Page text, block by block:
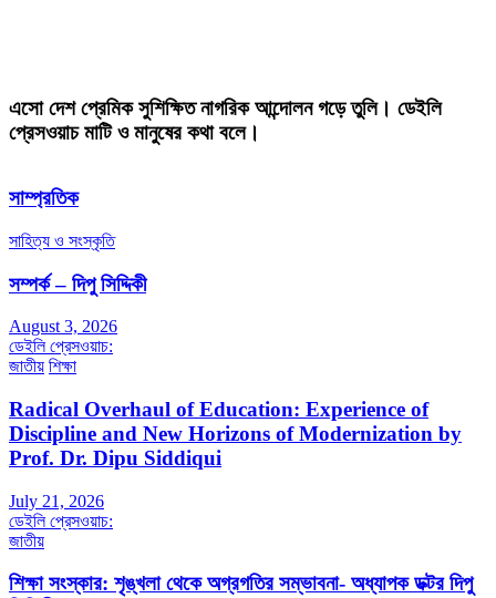
এসো দেশ প্রেমিক সুশিক্ষিত নাগরিক আন্দোলন গড়ে তুলি। ডেইলি
প্রেসওয়াচ মাটি ও মানুষের কথা বলে।
সাম্প্রতিক
সাহিত্য ও সংস্কৃতি
সম্পর্ক – দিপু সিদ্দিকী
August 3, 2026
ডেইলি প্রেসওয়াচ:
জাতীয় শিক্ষা
Radical Overhaul of Education: Experience of
Discipline and New Horizons of Modernization by
Prof. Dr. Dipu Siddiqui
July 21, 2026
ডেইলি প্রেসওয়াচ:
জাতীয়
শিক্ষা সংস্কার: শৃঙ্খলা থেকে অগ্রগতির সম্ভাবনা- অধ্যাপক ডক্টর দিপু